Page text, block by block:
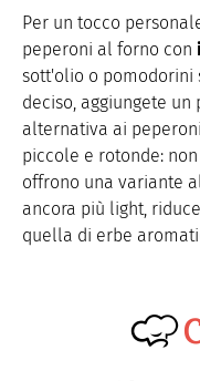
Per un tocco
peperoni al forno con
sott'olio o pomodorini
deciso, aggiungete
alternativa ai
piccole e rotonde:
offrono una variante
ancora più light,
quella di erbe